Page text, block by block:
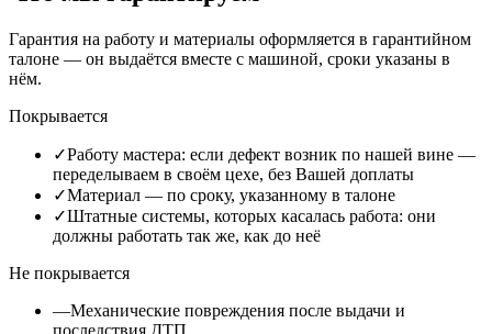
Гарантия на работу и материалы оформляется в гарантийном
талоне — он выдаётся вместе с машиной, сроки указаны в
нём.
Покрывается
✓Работу мастера: если дефект возник по нашей вине —
переделываем в своём цехе, без Вашей доплаты
✓Материал — по сроку, указанному в талоне
✓Штатные системы, которых касалась работа: они
должны работать так же, как до неё
Не покрывается
—Механические повреждения после выдачи и